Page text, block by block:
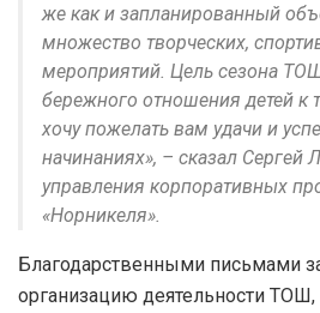
же как и запланированный
множество творческих,
мероприятий. Цель сезона
бережного отношения детей к
хочу пожелать вам удачи и
начинаниях», – сказал Сергей
управления корпоративных
«Норникеля».
Благодарственными письмами
организацию деятельности